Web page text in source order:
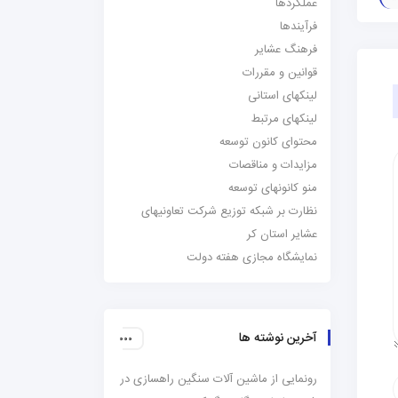
فرآیندها
فرهنگ عشایر
قوانین و مقررات
لینکهای استانی
لینکهای مرتبط
محتوای کانون توسعه
مزایدات و مناقصات
منو کانونهای توسعه
نظارت بر شبکه توزیع شرکت تعاونیهای
عشایر استان کر
نمایشگاه مجازی هفته دولت
آخرین نوشته ها
رونمایی از ماشین آلات سنگین راهسازی در